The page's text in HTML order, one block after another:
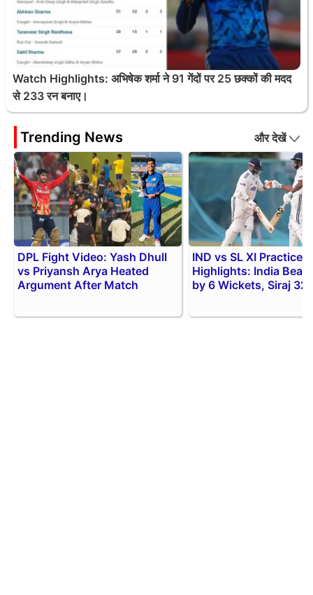
Watch Highlights: अभिषेक शर्मा ने 91 गेंदों पर 25 छक्कों की मदद
से 233 रन बनाए।
Trending News और देखें
DPL Fight Video: Yash Dhull
vs Priyansh Arya Heated
Argument After Match
IND vs SL XI Practice
Highlights: India Beat
by 6 Wickets, Siraj 32*